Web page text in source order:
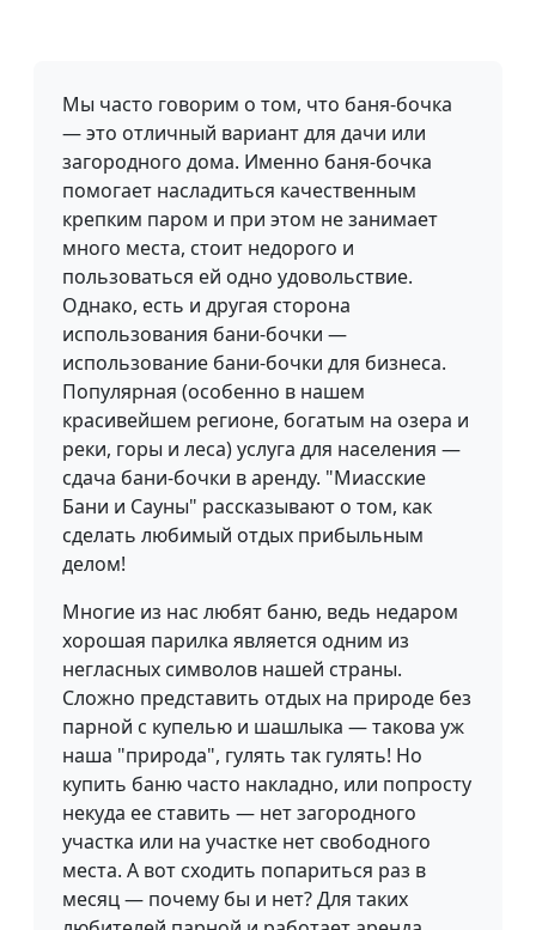
Мы часто говорим о том, что баня-бочка
— это отличный вариант для дачи или
загородного дома. Именно баня-бочка
помогает насладиться качественным
крепким паром и при этом не занимает
много места, стоит недорого и
пользоваться ей одно удовольствие.
Однако, есть и другая сторона
использования бани-бочки —
использование бани-бочки для бизнеса.
Популярная (особенно в нашем
красивейшем регионе, богатым на озера и
реки, горы и леса) услуга для населения —
сдача бани-бочки в аренду. "Миасские
Бани и Сауны" рассказывают о том, как
сделать любимый отдых прибыльным
делом!
Многие из нас любят баню, ведь недаром
хорошая парилка является одним из
негласных символов нашей страны.
Сложно представить отдых на природе без
парной с купелью и шашлыка — такова уж
наша "природа", гулять так гулять! Но
купить баню часто накладно, или попросту
некуда ее ставить — нет загородного
участка или на участке нет свободного
места. А вот сходить попариться раз в
месяц — почему бы и нет? Для таких